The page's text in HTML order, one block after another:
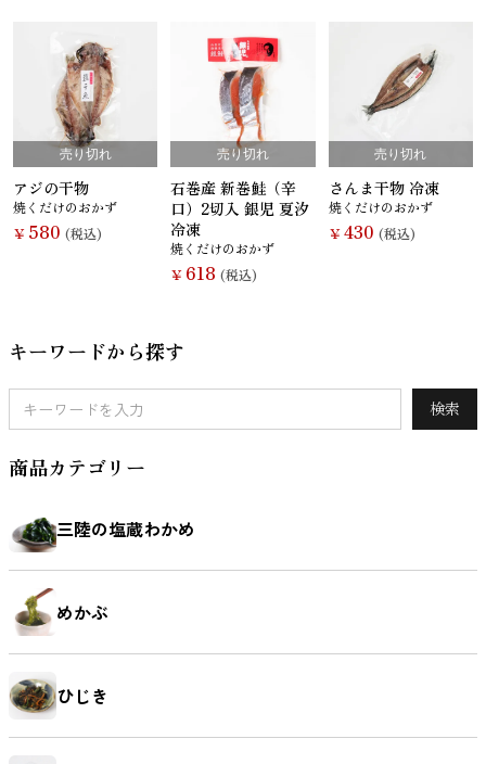
ゃこ）
えび 鯨 まぐろ カレイ
め）
ほたて
キーワードから探す
検索
商品カテゴリー
三陸の塩蔵わかめ
めかぶ
ひじき
売り切れ
アジの干物
焼くだけのおかず
￥ 580 (税込)
売り切れ
石巻産 新巻鮭（辛
口）2切入 銀児 夏汐
冷凍
焼くだけのおかず
￥ 618 (税込)
売り切れ
さんま干物 冷凍
焼くだけのおかず
￥430 (税込)